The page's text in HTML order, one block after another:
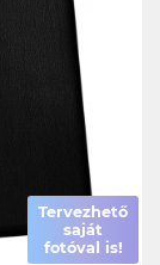
Tervezhető
saját
fotóval is!